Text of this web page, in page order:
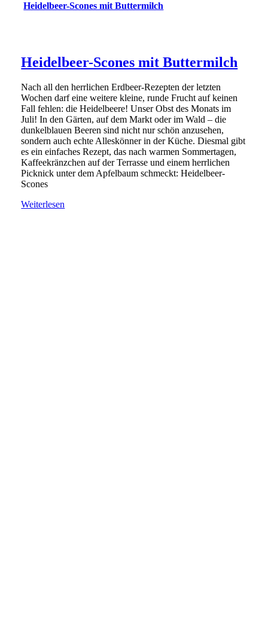
Heidelbeer-Scones mit Buttermilch
Heidelbeer-Scones mit Buttermilch
Nach all den herrlichen Erdbeer-Rezepten der letzten
Wochen darf eine weitere kleine, runde Frucht auf keinen
Fall fehlen: die Heidelbeere! Unser Obst des Monats im
Juli! In den Gärten, auf dem Markt oder im Wald – die
dunkelblauen Beeren sind nicht nur schön anzusehen,
sondern auch echte Alleskönner in der Küche. Diesmal gibt
es ein einfaches Rezept, das nach warmen Sommertagen,
Kaffeekränzchen auf der Terrasse und einem herrlichen
Picknick unter dem Apfelbaum schmeckt: Heidelbeer-
Scones
Weiterlesen